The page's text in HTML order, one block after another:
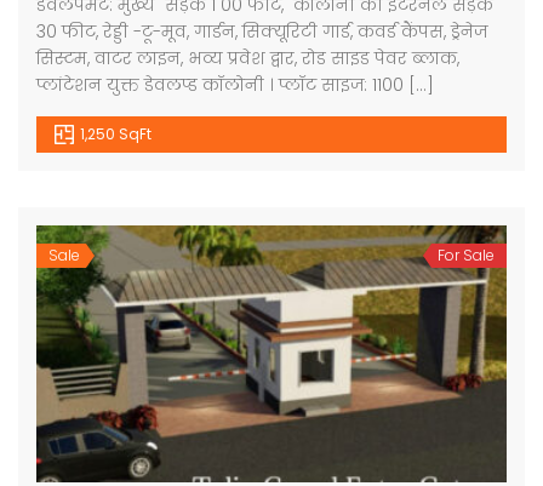
30 फीट, रेड्डी -टू-मूव, गार्डन, सिक्यूरिटी गार्ड, कवर्ड कैंपस, ड्रेनेज
सिस्टम, वाटर लाइन, भव्य प्रवेश द्वार, रोड साइड पेवर ब्लाक,
प्लांटेशन युक्त डेवलप्ड कॉलोनी । प्लॉट साइज: 1100 […]
1,250 SqFt
Sale For Sale